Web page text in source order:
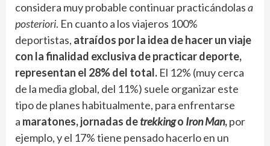
considera muy probable continuar practicándolasa
posteriori. En cuanto a los viajeros 100%
deportistas, atraídos por la idea de hacer un viaje
con la finalidad exclusiva de practicar deporte,
representan el 28% del total. El 12% (muy cerca
de la media global, del 11%) suele organizar este
tipo de planes habitualmente, para enfrentarse
a maratones, jornadas detrekkingo Iron Man,por
ejemplo, y el 17% tiene pensado hacerlo en un